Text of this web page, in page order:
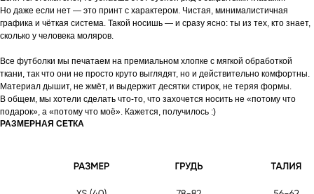
Но даже если нет — это принт с характером. Чистая, минималистичная
графика и чёткая система. Такой носишь — и сразу ясно: ты из тех, кто знает,
сколько у человека моляров.
Все футболки мы печатаем на премиальном хлопке с мягкой обработкой
ткани, так что они не просто круто выглядят, но и действительно комфортны.
Материал дышит, не жмёт, и выдержит десятки стирок, не теряя формы.
В общем, мы хотели сделать что-то, что захочется носить не «потому что
подарок», а «потому что моё». Кажется, получилось :)
РАЗМЕРНАЯ СЕТКА